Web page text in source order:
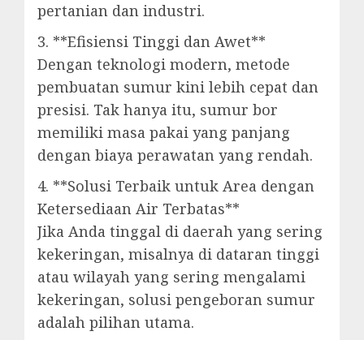
pertanian dan industri.
3. **Efisiensi Tinggi dan Awet**
Dengan teknologi modern, metode
pembuatan sumur kini lebih cepat dan
presisi. Tak hanya itu, sumur bor
memiliki masa pakai yang panjang
dengan biaya perawatan yang rendah.
4. **Solusi Terbaik untuk Area dengan
Ketersediaan Air Terbatas**
Jika Anda tinggal di daerah yang sering
kekeringan, misalnya di dataran tinggi
atau wilayah yang sering mengalami
kekeringan, solusi pengeboran sumur
adalah pilihan utama.